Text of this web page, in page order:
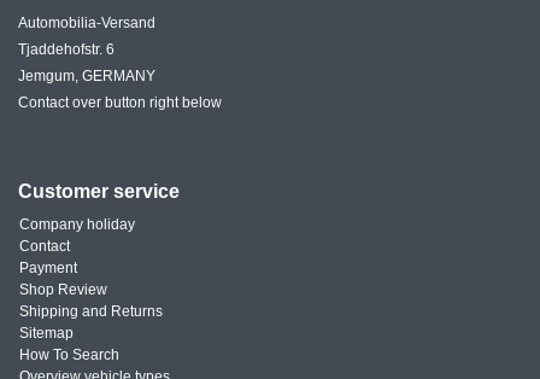
Automobilia-Versand
Tjaddehofstr. 6
Jemgum, GERMANY
Contact over button right below
Customer service
Company holiday
Contact
Payment
Shop Review
Shipping and Returns
Sitemap
How To Search